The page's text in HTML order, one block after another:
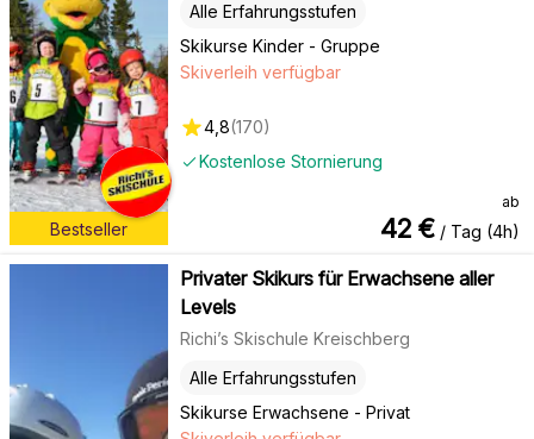
Bestseller
Skikurse Kinder - Gruppe
Alle Erfahrungsstufen
Kostenlose Stornierung
Skiverleih verfügbar
4,8(170)
ab
42 € / Tag (4h)
Privater Skikurs für Erwachsene aller
Levels
Richi’s Skischule Kreischberg
Skikurse Erwachsene - Privat
Alle Erfahrungsstufen